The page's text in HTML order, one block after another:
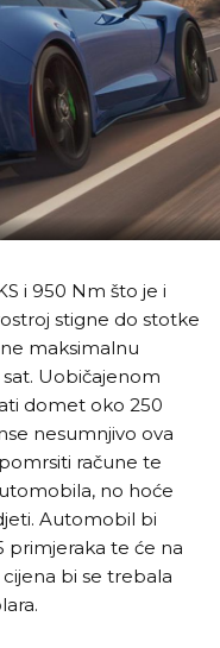
i 950 Nm što je i
stigne do stotke
maksimalnu
Uobičajenom
domet oko 250
nesumnjivo ova
račune te
no hoće
Automobil bi
primjeraka te će na
bi se trebala